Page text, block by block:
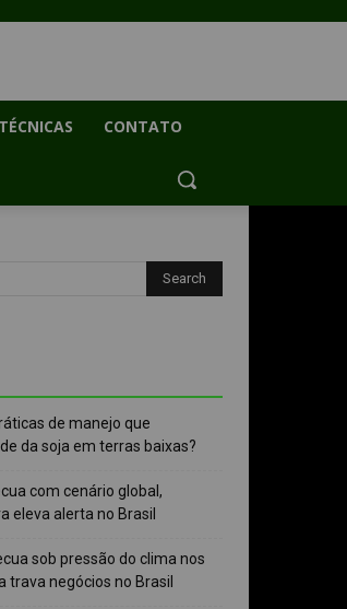
CONTATO
de manejo que
da soja em terras baixas?
com cenário global,
eleva alerta no Brasil
sob pressão do clima nos
trava negócios no Brasil